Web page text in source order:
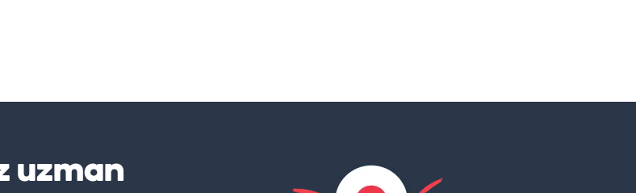
uzman